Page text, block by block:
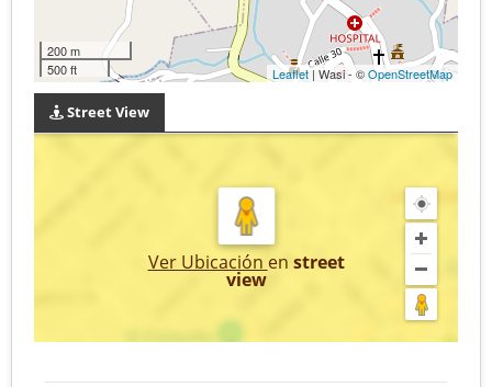
200 m
500 ft
Leaflet| Wasi - ©OpenStreetMap
Street View
Ver Ubicación en street
view